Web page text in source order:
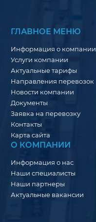
ГЛАВНОЕ МЕНЮ
Информация о компании
Услуги компании
Актуальные тарифы
Направления перевозок
Новости компании
Документы
Заявка на перевозку
Контакты
Карта сайта
О КОМПАНИИ
Информация о нас
Наши специалисты
Наши партнеры
Актуальные вакансии